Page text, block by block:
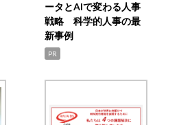
ータとAIで変わる人事
戦略 科学的人事の最
新事例
PR